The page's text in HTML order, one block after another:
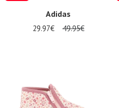
Adidas
29.97€ 49.95€